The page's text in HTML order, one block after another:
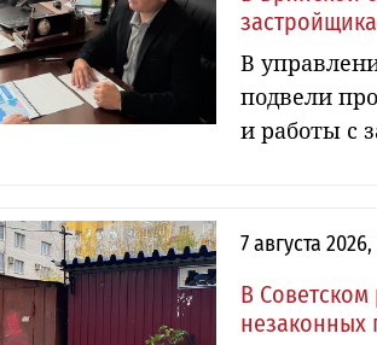
В
подвели
и работы с
7 августа
В
незаконных